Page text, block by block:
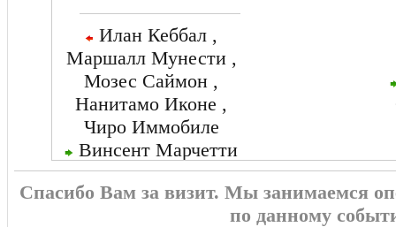
Илан Кеббал ,
Маршалл Мунести ,
Мозес Саймон ,
Нанитамо Иконе ,
Чиро Иммобиле
Винсент Марчетти
, Алимами Гори ,
Жан Филипп Крассо
Спасибо Вам за визит. Мы занимаемся
по данному